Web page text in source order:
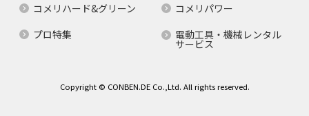
コメリハード&グリーン
コメリパワー
プロ特集
電動工具・機械レンタル
サービス
Copyright © CONBEN.DE Co.,Ltd. All rights reserved.